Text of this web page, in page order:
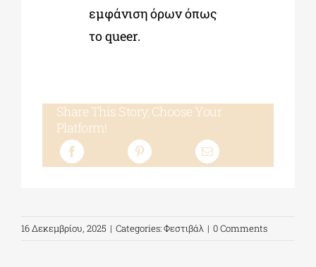
εμφάνιση όρων όπως
το queer.
Share This Story, Choose Your
Platform!
16 Δεκεμβρίου, 2025 | Categories:Φεστιβάλ | 0 Comments